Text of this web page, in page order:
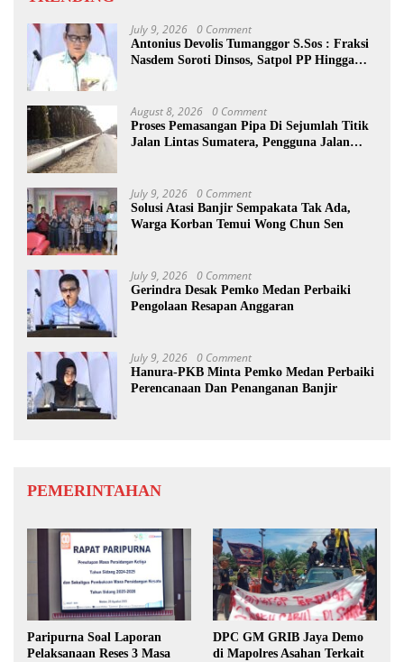
July 9, 2026 0 Comment
Antonius Devolis Tumanggor S.Sos : Fraksi
Nasdem Soroti Dinsos, Satpol PP Hingga
August 8, 2026 0 Comment
Proses Pemasangan Pipa Di Sejumlah Titik
Jalan Lintas Sumatera, Pengguna Jalan
July 9, 2026 0 Comment
Solusi Atasi Banjir Sempakata Tak Ada,
Warga Korban Temui Wong Chun Sen
July 9, 2026 0 Comment
Gerindra Desak Pemko Medan Perbaiki
Pengolaan Resapan Anggaran
July 9, 2026 0 Comment
Hanura-PKB Minta Pemko Medan Perbaiki
Perencanaan Dan Penanganan Banjir
PEMERINTAHAN
Paripurna Soal Laporan
Pelaksanaan Reses 3 Masa
DPC GM GRIB Jaya Demo
di Mapolres Asahan Terkait